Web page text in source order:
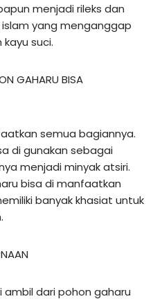
menjadi rileks dan
yang menganggap
suci.
GAHARU BISA
semua bagiannya.
di gunakan sebagai
menjadi minyak atsiri.
bisa di manfaatkan
banyak khasiat untuk
dari pohon gaharu